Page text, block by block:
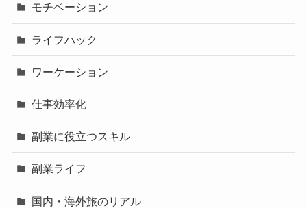
モチベーション
ライフハック
ワーケーション
仕事効率化
副業に役立つスキル
副業ライフ
国内・海外旅のリアル